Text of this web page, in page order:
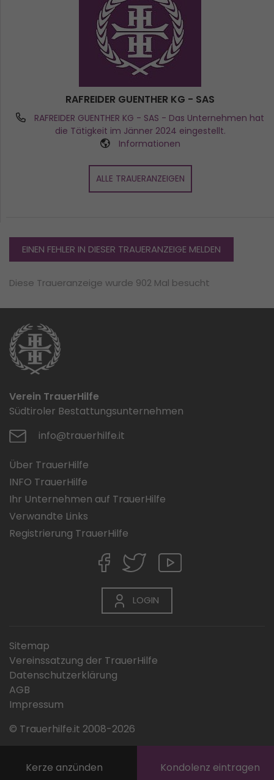
RAFREIDER GUENTHER KG - SAS
RAFREIDER GUENTHER KG - SAS - Das Unternehmen hat
die Tätigkeit im Jänner 2024 eingestellt.
Informationen
ALLE TRAUERANZEIGEN
EINEN FEHLER IN DIESER TRAUERANZEIGE MELDEN
Diese Traueranzeige wurde 902 Mal besucht
Kerze anzünden Kondolenz eintragen
Verein TrauerHilfe
Südtiroler Bestattungsunternehmen
info@trauerhilfe.it
Über TrauerHilfe
INFO TrauerHilfe
Ihr Unternehmen auf TrauerHilfe
Verwandte Links
Registrierung TrauerHilfe
LOGIN
Sitemap
Vereinssatzung der TrauerHilfe
Datenschutzerklärung
AGB
Impressum
© Trauerhilfe.it 2008-2026